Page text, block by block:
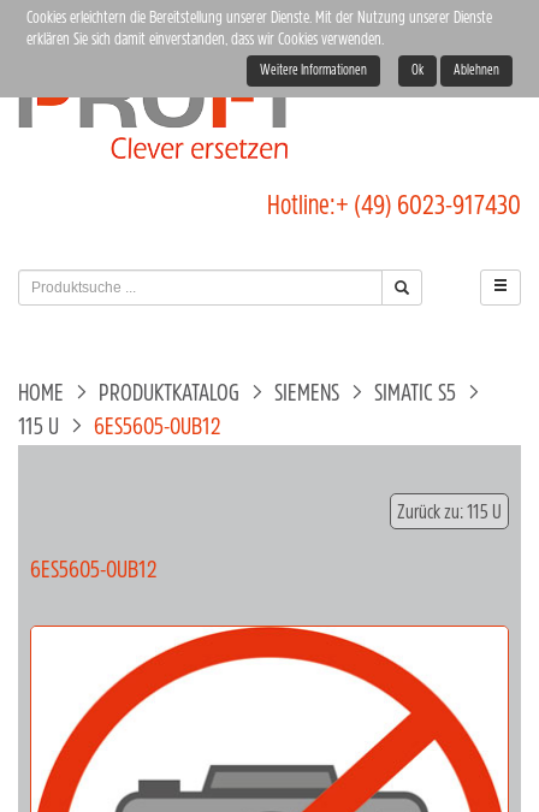
Hotline:+ (49) 6023-917430
HOME PRODUKTKATALOG SIEMENS
SIMATIC S5
115 U
6ES5605-0UB12
Zurück zu: 115 U
6ES5605-0UB12
Cookies erleichtern die Bereitstellung unserer Dienste. Mit der Nutzung unserer Dienste
erklären Sie sich damit einverstanden, dass wir Cookies verwenden.
Weitere Informationen Ok Ablehnen